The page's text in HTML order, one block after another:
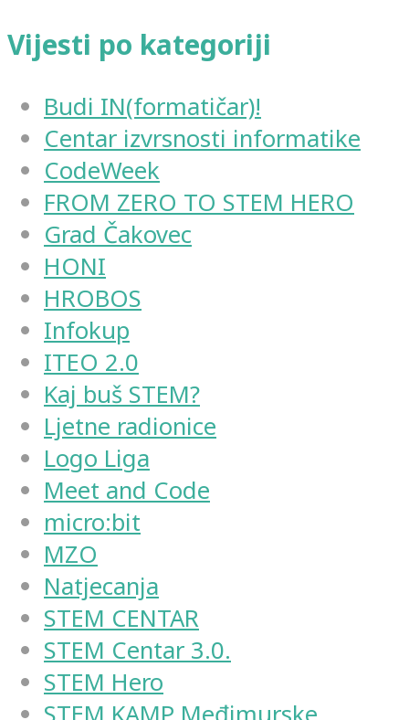
Vijesti po kategoriji
Budi IN(formatičar)!
Centar izvrsnosti informatike
CodeWeek
FROM ZERO TO STEM HERO
Grad Čakovec
HONI
HROBOS
Infokup
ITEO 2.0
Kaj buš STEM?
Ljetne radionice
Logo Liga
Meet and Code
micro:bit
MZO
Natjecanja
STEM CENTAR
STEM Centar 3.0.
STEM Hero